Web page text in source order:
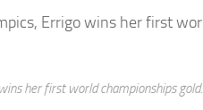
her first world championships